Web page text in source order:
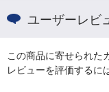
ユーザーレビ
この商品に寄せられた
レビューを評価するに